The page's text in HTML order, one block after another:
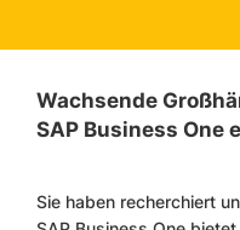
Wachsende
SAP Business One
Sie haben recherchiert